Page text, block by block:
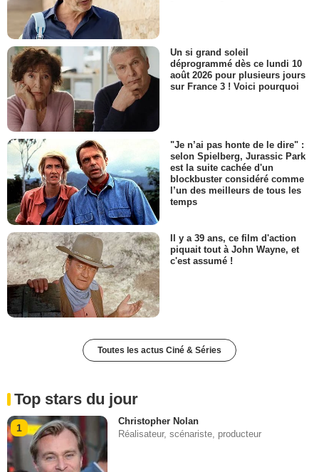
Un si grand soleil
déprogrammé dès ce lundi 10
août 2026 pour plusieurs jours
sur France 3 ! Voici pourquoi
"Je n’ai pas honte de le dire" :
selon Spielberg, Jurassic Park
est la suite cachée d'un
blockbuster considéré comme
l’un des meilleurs de tous les
temps
Il y a 39 ans, ce film d'action
piquait tout à John Wayne, et
c'est assumé !
Toutes les actus Ciné & Séries
Top stars du jour
1
Christopher Nolan
Réalisateur, scénariste, producteur